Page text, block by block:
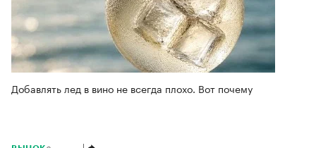
Добавлять лед в вино не всегда плохо. Вот почему